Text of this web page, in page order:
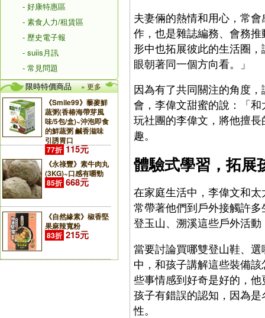
- 好康特惠區
- 素食人力/租賃區
- 歷史電子報
- suiis月訊
- 常見問題
限時特價商品
» 更多
《Smile99》藜麥鮮
蔬粥(香椿海帶芽風
味/5包/盒)~沖泡即食
的鮮蔬粥 鹹香滋味
引誘胃口
77折 115元
《永祿豐》素牛肉丸
(3KG)~口感有嚼勁
85折 668元
《自然緣素》椒香堅
果麻辣寬粉
83折 215元
夫妻倆的熱情和用心，常
作，也是雜誌編務、會務
形中也拓展彼此的生活圈
眼朝著同一個方向看。」
因為有了共同關注的角度
會，李偉文甜蜜的說：「
玩社團的李偉文，將他擅
趣。
體驗式學習，拓展
在家庭生活中，李偉文和
常帶著他們到戶外接觸許
登玉山、溯溪這些戶外活
當要討論買哪雙登山鞋、
中，和孩子講解這些裝備
些事情感到好奇是好的，
孩子有錯誤的認知，因為
性。